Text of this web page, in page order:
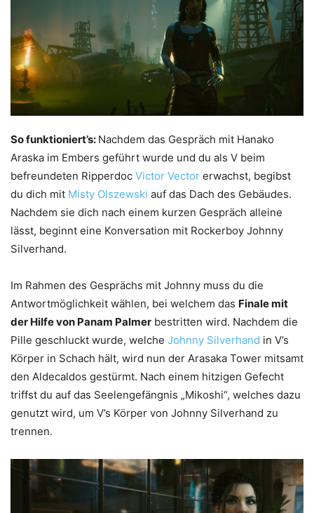
So funktioniert’s: Nachdem das Gespräch mit Hanako
Araska im Embers geführt wurde und du als V beim
befreundeten Ripperdoc Victor Vector erwachst, begibst
du dich mit Misty Olszewski auf das Dach des Gebäudes.
Nachdem sie dich nach einem kurzen Gespräch alleine
lässt, beginnt eine Konversation mit Rockerboy Johnny
Silverhand.
Im Rahmen des Gesprächs mit Johnny muss du die
Antwortmöglichkeit wählen, bei welchem das Finale mit
der Hilfe von Panam Palmer bestritten wird. Nachdem die
Pille geschluckt wurde, welche Johnny Silverhand in V’s
Körper in Schach hält, wird nun der Arasaka Tower mitsamt
den Aldecaldos gestürmt. Nach einem hitzigen Gefecht
triffst du auf das Seelengefängnis „Mikoshi“, welches dazu
genutzt wird, um V’s Körper von Johnny Silverhand zu
trennen.